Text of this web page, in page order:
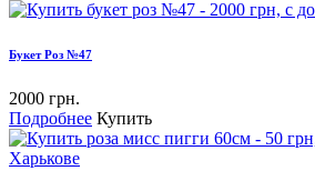
Букет Роз №47
2000 грн.
Подробнее Купить